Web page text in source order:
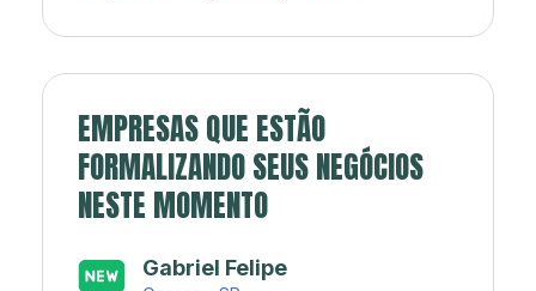
EMPRESAS QUE ESTÃO
FORMALIZANDO SEUS NEGÓCIOS
NESTE MOMENTO
Japa’s açaí e sorveteria